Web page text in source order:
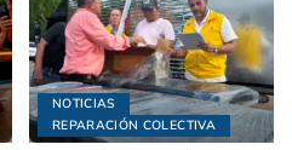
NOTICIAS
REPARACIÓN COLECTIVA